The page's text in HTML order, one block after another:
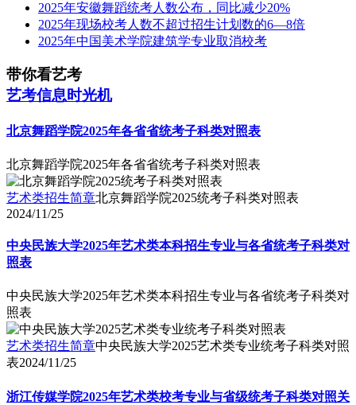
2025年安徽舞蹈统考人数公布，同比减少20%
2025年现场校考人数不超过招生计划数的6—8倍
2025年中国美术学院建筑学专业取消校考
带你看艺考
艺考信息时光机
北京舞蹈学院2025年各省省统考子科类对照表
北京舞蹈学院2025年各省省统考子科类对照表
艺术类招生简章北京舞蹈学院2025统考子科类对照表
2024/11/25
中央民族大学2025年艺术类本科招生专业与各省统考子科类对
照表
中央民族大学2025年艺术类本科招生专业与各省统考子科类对
照表
艺术类招生简章中央民族大学2025艺术类专业统考子科类对照
表2024/11/25
浙江传媒学院2025年艺术类校考专业与省级统考子科类对照关